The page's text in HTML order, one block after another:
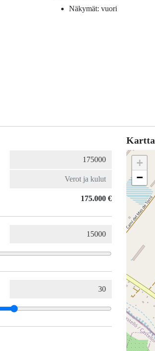
Näkymät: vuori
175.000 €
Kartta
+
−